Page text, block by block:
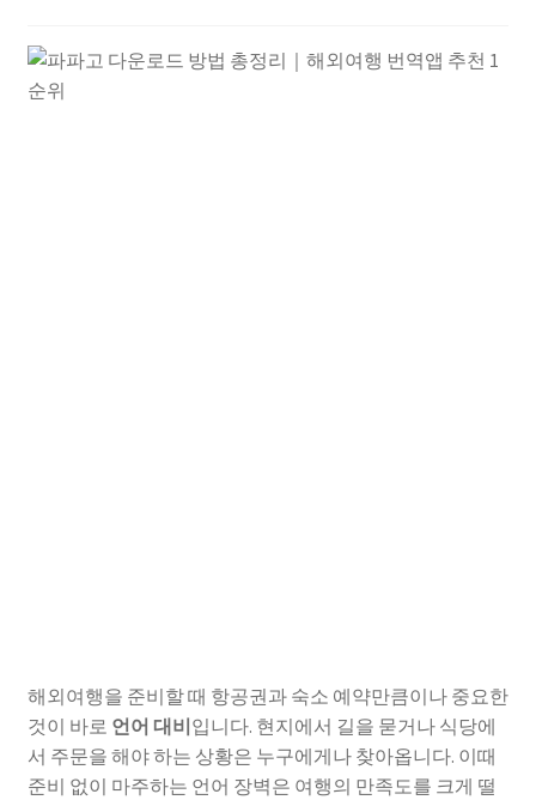
해외여행을 준비할 때 항공권과 숙소 예약만큼이나 중요한
것이 바로 언어 대비입니다. 현지에서 길을 묻거나 식당에
서 주문을 해야 하는 상황은 누구에게나 찾아옵니다. 이때
준비 없이 마주하는 언어 장벽은 여행의 만족도를 크게 떨